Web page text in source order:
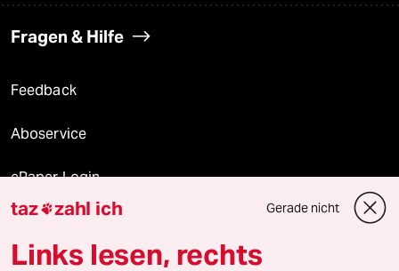
Fragen & Hilfe
Feedback
Aboservice
ePaper Login
Downloads für Abonnierende
taz zahl ich Gerade nicht
Links lesen, rechts